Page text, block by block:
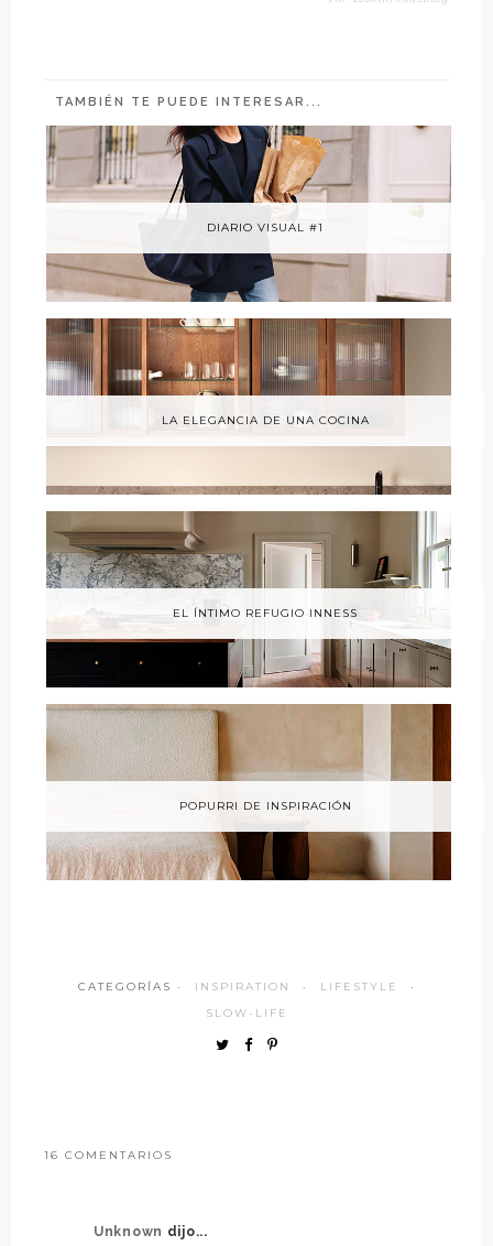
TAMBIÉN TE PUEDE INTERESAR...
DIARIO VISUAL #1
LA ELEGANCIA DE UNA COCINA
EL ÍNTIMO REFUGIO INNESS
POPURRI DE INSPIRACIÓN
CATEGORÍAS · INSPIRATION · LIFESTYLE
·
SLOW-LIFE
16 COMENTARIOS
Unknown dijo...